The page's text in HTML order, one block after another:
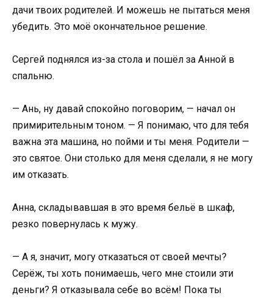
дачи твоих родителей. И можешь не пытаться меня
убедить. Это моё окончательное решение.
Сергей поднялся из-за стола и пошёл за Анной в
спальню.
— Ань, ну давай спокойно поговорим, — начал он
примирительным тоном. — Я понимаю, что для тебя
важна эта машина, но пойми и ты меня. Родители —
это святое. Они столько для меня сделали, я не могу
им отказать.
Анна, складывавшая в это время бельё в шкаф,
резко повернулась к мужу.
— А я, значит, могу отказаться от своей мечты?
Серёж, ты хоть понимаешь, чего мне стоили эти
деньги? Я отказывала себе во всём! Пока ты